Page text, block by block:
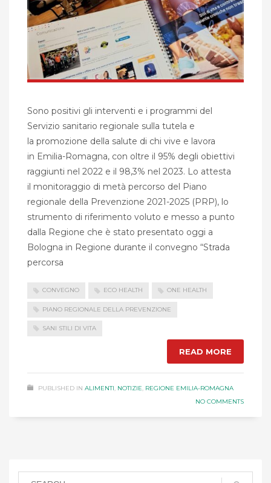
Sono positivi gli interventi e i programmi del
Servizio sanitario regionale sulla tutela e
la promozione della salute di chi vive e lavora
in Emilia-Romagna, con oltre il 95% degli obiettivi
raggiunti nel 2022 e il 98,3% nel 2023. Lo attesta
il monitoraggio di metà percorso del Piano
regionale della Prevenzione 2021-2025 (PRP), lo
strumento di riferimento voluto e messo a punto
dalla Regione che è stato presentato oggi a
Bologna in Regione durante il convegno “Strada
percorsa
CONVEGNO ECO HEALTH ONE HEALTH
PIANO REGIONALE DELLA PREVENZIONE
SANI STILI DI VITA
READ MORE
PUBLISHED IN ALIMENTI, NOTIZIE, REGIONE EMILIA-ROMAGNA
NO COMMENTS